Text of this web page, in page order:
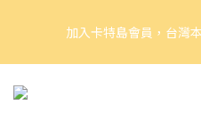
加入卡特島會員，台灣
好眠體驗官招
4
3
2
6
5
4
5
4
3
8
7
6
7
6
5